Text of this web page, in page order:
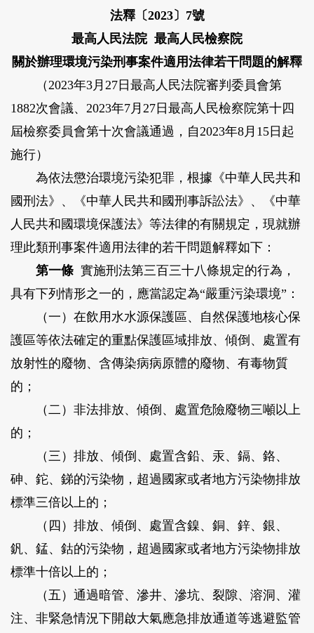
法釋〔2023〕7號
最高人民法院 最高人民檢察院
關於辦理環境污染刑事案件適用法律若干問題的解釋
（2023年3月27日最高人民法院審判委員會第
1882次會議、2023年7月27日最高人民檢察院第十四
屆檢察委員會第十次會議通過，自2023年8月15日起
施行）
為依法懲治環境污染犯罪，根據《中華人民共和
國刑法》、《中華人民共和國刑事訴訟法》、《中華
人民共和國環境保護法》等法律的有關規定，現就辦
理此類刑事案件適用法律的若干問題解釋如下：
第一條實施刑法第三百三十八條規定的行為，
具有下列情形之一的，應當認定為“嚴重污染環境”：
（一）在飲用水水源保護區、自然保護地核心保
護區等依法確定的重點保護區域排放、傾倒、處置有
放射性的廢物、含傳染病病原體的廢物、有毒物質
的；
（二）非法排放、傾倒、處置危險廢物三噸以上
的；
（三）排放、傾倒、處置含鉛、汞、鎘、鉻、
砷、鉈、銻的污染物，超過國家或者地方污染物排放
標準三倍以上的；
（四）排放、傾倒、處置含鎳、銅、鋅、銀、
釩、錳、鈷的污染物，超過國家或者地方污染物排放
標準十倍以上的；
（五）通過暗管、滲井、滲坑、裂隙、溶洞、灌
注、非緊急情況下開啟大氣應急排放通道等逃避監管